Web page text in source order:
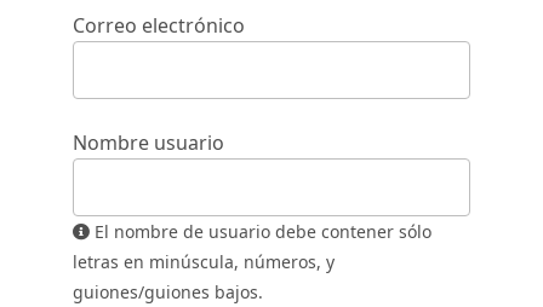
Correo electrónico
Nombre usuario
letras en minúscula, números, y
guiones/guiones bajos.